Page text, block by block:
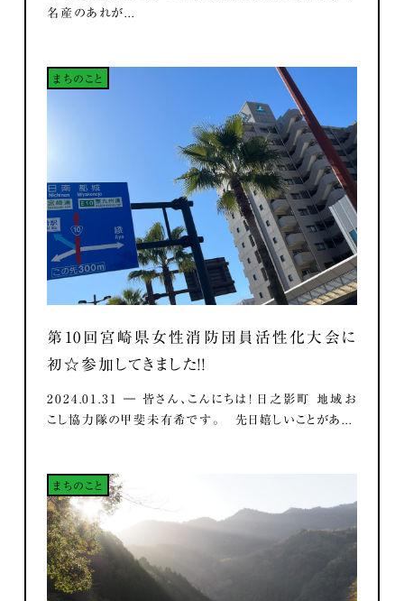
名産のあれが...
まちのこと
第10回宮崎県女性消防団員活性化大会に
初☆参加してきました！！
2024.01.31 ― 皆さん、こんにちは！ 日之影町 地域お
こし協力隊の甲斐未有希です。 先日嬉しいことがあ...
まちのこと